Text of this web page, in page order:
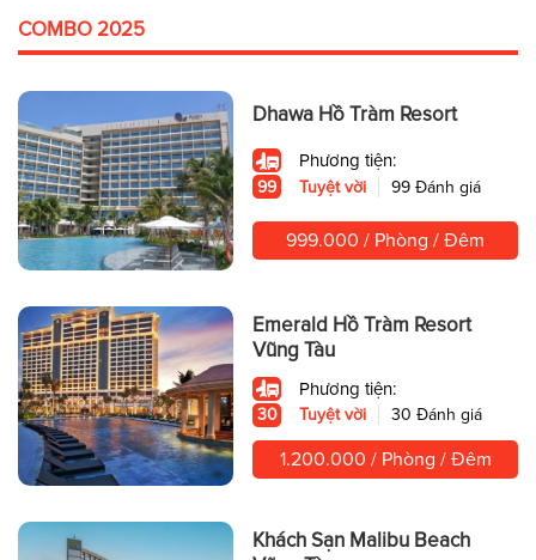
COMBO 2025
Dhawa Hồ Tràm Resort
Phương tiện:
99 Tuyệt vời 99 Đánh giá
999.000 / Phòng / Đêm
Emerald Hồ Tràm Resort
Vũng Tàu
Phương tiện:
30 Tuyệt vời 30 Đánh giá
1.200.000 / Phòng / Đêm
Khách Sạn Malibu Beach